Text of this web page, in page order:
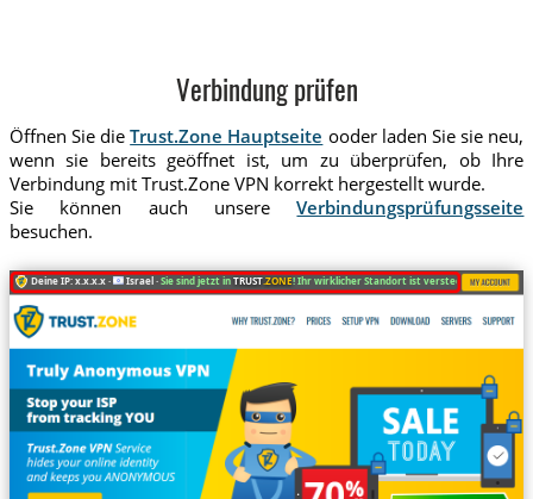
Verbindung prüfen
Öffnen Sie dieTrust.Zone Hauptseite ooder laden Sie sie neu,
wenn sie bereits geöffnet ist, um zu überprüfen, ob Ihre
Verbindung mit Trust.Zone VPN korrekt hergestellt wurde.
Sie können auch unsereVerbindungsprüfungsseite
besuchen.
Deine IP: x.x.x.x · Israel ·Sie sind jetzt inTRUST.ZONE! Ihr wirklicher Standort ist versteckt!